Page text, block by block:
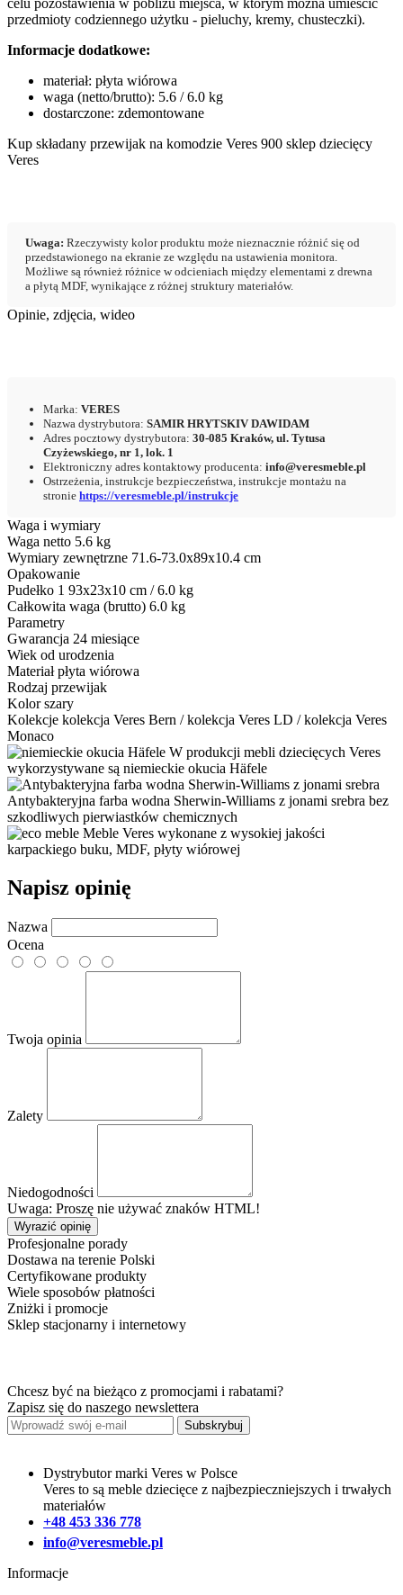
celu pozostawienia w pobliżu miejsca, w którym można umieścić
przedmioty codziennego użytku - pieluchy, kremy, chusteczki).
Informacje dodatkowe:
materiał: płyta wiórowa
waga (netto/brutto): 5.6 / 6.0 kg
dostarczone: zdemontowane
Kup składany przewijak na komodzie Veres 900 sklep dziecięcy
Veres
Uwaga: Rzeczywisty kolor produktu może nieznacznie różnić się od
przedstawionego na ekranie ze względu na ustawienia monitora.
Możliwe są również różnice w odcieniach między elementami z drewna
a płytą MDF, wynikające z różnej struktury materiałów.
Opinie, zdjęcia, wideo
Marka: VERES
Nazwa dystrybutora: SAMIR HRYTSKIV DAWIDAM
Adres pocztowy dystrybutora: 30-085 Kraków, ul. Tytusa
Czyżewskiego, nr 1, lok. 1
Elektroniczny adres kontaktowy producenta: info@veresmeble.pl
Ostrzeżenia, instrukcje bezpieczeństwa, instrukcje montażu na
stronie https://veresmeble.pl/instrukcje
Waga i wymiary
Waga netto 5.6 kg
Wymiary zewnętrzne 71.6-73.0x89x10.4 cm
Opakowanie
Pudełko 1 93x23x10 cm / 6.0 kg
Całkowita waga (brutto) 6.0 kg
Parametry
Gwarancja 24 miesiące
Wiek od urodzenia
Materiał płyta wiórowa
Rodzaj przewijak
Kolor szary
Kolekcje kolekcja Veres Bern / kolekcja Veres LD / kolekcja Veres
Monaco
W produkcji mebli dziecięcych Veres
wykorzystywane są niemieckie okucia Häfele
Antybakteryjna farba wodna Sherwin-Williams z jonami srebra bez
szkodliwych pierwiastków chemicznych
Meble Veres wykonane z wysokiej jakości
karpackiego buku, MDF, płyty wiórowej
Napisz opinię
Nazwa
Ocena
Twoja opinia
Zalety
Niedogodności
Uwaga: Proszę nie używać znaków HTML!
Wyrazić opinię
Profesjonalne porady
Dostawa na terenie Polski
Certyfikowane produkty
Wiele sposobów płatności
Zniżki i promocje
Sklep stacjonarny i internetowy
Chcesz być na bieżąco z promocjami i rabatami?
Zapisz się do naszego newslettera
Subskrybuj
Dystrybutor marki Veres w Polsce
Veres to są meble dziecięce z najbezpieczniejszych i trwałych
materiałów
+48 453 336 778
info@veresmeble.pl
Informacje